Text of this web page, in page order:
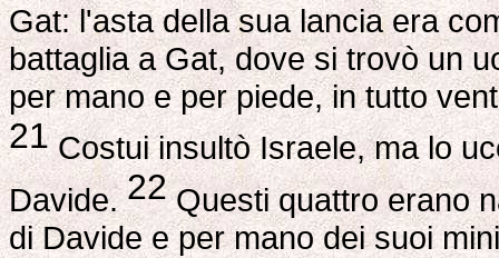
Gat: l'asta della sua lancia era
battaglia a Gat, dove si trovò un
per mano e per piede, in tutto
21 Costui insultò Israele, ma lo
Davide.22Questi quattro erano
di Davide e per mano dei suoi